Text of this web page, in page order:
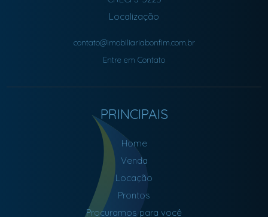
Localização
contato@imobiliariabonfim.com.br
Entre em Contato
PRINCIPAIS
Home
Venda
Locação
Prontos
Procuramos para você